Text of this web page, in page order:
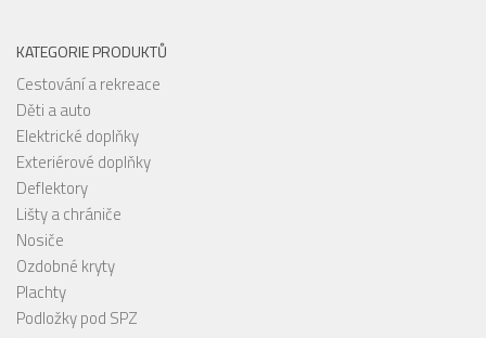
KATEGORIE PRODUKTŮ
Cestování a rekreace
Děti a auto
Elektrické doplňky
Exteriérové doplňky
Deflektory
Lišty a chrániče
Nosiče
Ozdobné kryty
Plachty
Podložky pod SPZ